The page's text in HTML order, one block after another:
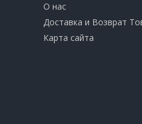
О нас
Доставка и Возврат
Карта сайта